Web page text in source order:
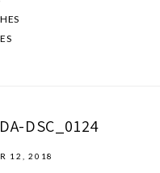
DSC_0124
12, 2018